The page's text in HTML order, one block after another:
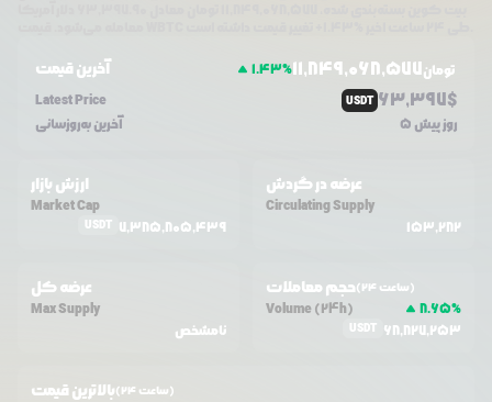
آخرین قیمت 1.43%11,849,068,577تومان
Latest Price
USDT 63,397$
آخرین به‌روزسانی 5 روز پیش
ارزش بازار
Market Cap
USDT 7,385,805,439
عرضه در گردش
Circulating Supply
153,282
عرضه کل
Max Supply
نامشخص
حجم معاملات (24 ساعت)
Volume (24h) 8.65%
USDT 68,827,253
بالاترین قیمت (24 ساعت)